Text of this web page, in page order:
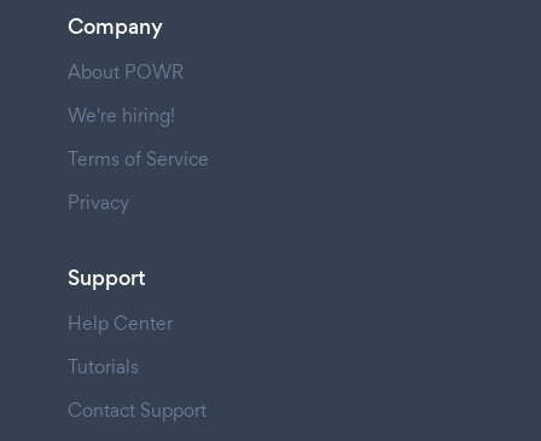
Company
About POWR
We're hiring!
Terms of Service
Privacy
Support
Help Center
Tutorials
Contact Support